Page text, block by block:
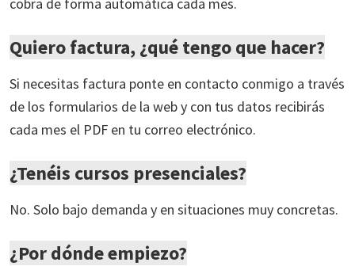
Quiero factura, ¿qué tengo que hacer?
Si necesitas factura ponte en contacto conmigo a través
de los formularios de la web y con tus datos recibirás
cada mes el PDF en tu correo electrónico.
¿Tenéis cursos presenciales?
No. Solo bajo demanda y en situaciones muy concretas.
¿Por dónde empiezo?